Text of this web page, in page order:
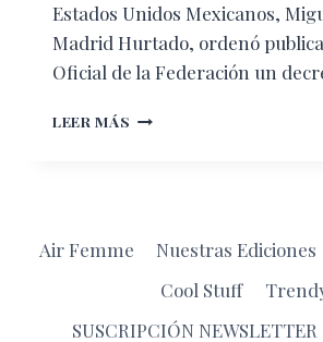
Estados Unidos Mexicanos,
Madrid Hurtado, ordenó
Oficial de la Federación un
LEER MÁS FRIDA
LO
Air Femme Nuestras Ediciones
Cool Stuff
SUSCRIPCIÓN NEWSLETTER